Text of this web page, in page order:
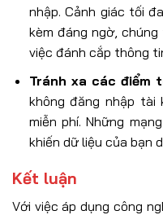
nhập. Cảnh giác tối
kèm đáng ngờ,
việc đánh cắp thông
Tránh xa các điểm
không đăng nhập tài
miễn phí. Những
khiến dữ liệu của bạn
Kết luận
Với việc áp dụng công